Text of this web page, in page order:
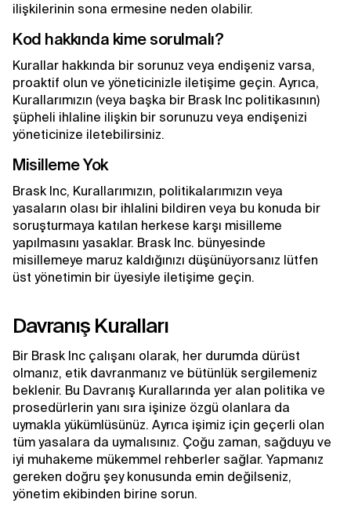
ilişkilerinin sona ermesine neden olabilir.
Kod hakkında kime sorulmalı?
Kurallar hakkında bir sorunuz veya endişeniz varsa,
proaktif olun ve yöneticinizle iletişime geçin. Ayrıca,
Kurallarımızın (veya başka bir Brask Inc politikasının)
şüpheli ihlaline ilişkin bir sorunuzu veya endişenizi
yöneticinize iletebilirsiniz.
Misilleme Yok
Brask Inc, Kurallarımızın, politikalarımızın veya
yasaların olası bir ihlalini bildiren veya bu konuda bir
soruşturmaya katılan herkese karşı misilleme
yapılmasını yasaklar. Brask Inc. bünyesinde
misillemeye maruz kaldığınızı düşünüyorsanız lütfen
üst yönetimin bir üyesiyle iletişime geçin.
Davranış Kuralları
Bir Brask Inc çalışanı olarak, her durumda dürüst
olmanız, etik davranmanız ve bütünlük sergilemeniz
beklenir. Bu Davranış Kurallarında yer alan politika ve
prosedürlerin yanı sıra işinize özgü olanlara da
uymakla yükümlüsünüz. Ayrıca işimiz için geçerli olan
tüm yasalara da uymalısınız. Çoğu zaman, sağduyu ve
iyi muhakeme mükemmel rehberler sağlar. Yapmanız
gereken doğru şey konusunda emin değilseniz,
yönetim ekibinden birine sorun.